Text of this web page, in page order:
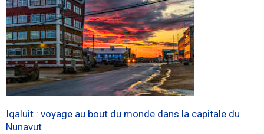
Iqaluit : voyage au bout du monde dans la capitale du
Nunavut